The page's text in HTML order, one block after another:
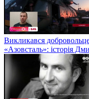
Викликався
«Азовсталь»: історія